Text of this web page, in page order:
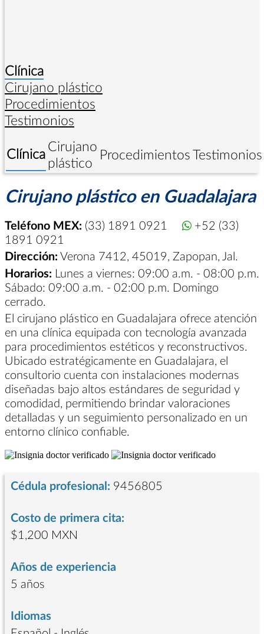
Clínica
Cirujano plástico
Procedimientos
Testimonios
ClínicaCirujano
plástico ProcedimientosTestimonios
Cirujano plástico en Guadalajara
Teléfono MEX: (33) 1891 0921
+52 (33)
1891 0921
Dirección: Verona 7412, 45019, Zapopan, Jal.
Horarios: Lunes a viernes: 09:00 a.m. - 08:00 p.m.
Sábado: 09:00 a.m. - 02:00 p.m. Domingo
cerrado.
El cirujano plástico en Guadalajara ofrece atención
en una clínica equipada con tecnología avanzada
para procedimientos estéticos y reconstructivos.
Ubicado estratégicamente en Guadalajara, el
consultorio cuenta con instalaciones modernas
diseñadas bajo altos estándares de seguridad y
comodidad, permitiendo brindar valoraciones
detalladas y un seguimiento personalizado en un
entorno clínico confiable.
Cédula profesional: 9456805
Costo de primera cita:
$1,200 MXN
Años de experiencia
5 años
Idiomas